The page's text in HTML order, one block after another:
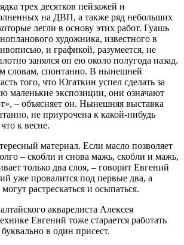
трех десятков пейзажей и
на ДВП, а также ряд небольших
легли в основу этих работ. Гуашь
художника, известного в
и графикой, разумеется, не
занялся он ею около полугода назад.
словам, спонтанно. В нынешней
того, что Югаткин успел сделать за
маленькие экспозиции, они означают
– объясняет он. Нынешняя выставка
не приурочена к какой-нибудь
к весне.
материал. Если масло позволяет
– скобли и снова мажь, скобли и мажь,
только два слоя, – говорит Евгений
уже провалится под первые два, а
растрескаться и осыпаться.
акварелиста Алексея
Евгений тоже старается работать
в один присест.